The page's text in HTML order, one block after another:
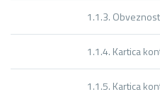
1.1.3.
1.1.4. Kartica
1.1.5. Kartica